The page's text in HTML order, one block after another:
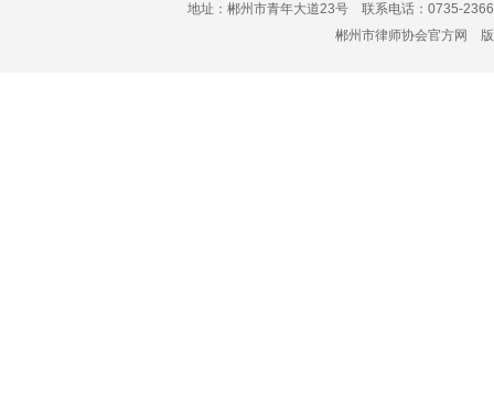
地址：郴州市青年大道23号 联系电话：0735-
郴州市律师协会官方网